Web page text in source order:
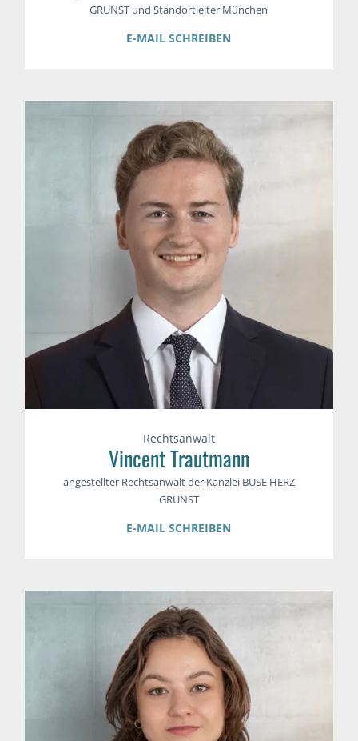
GRUNST und Standortleiter München
E-MAIL SCHREIBEN
Rechtsanwalt
Vincent Trautmann
angestellter Rechtsanwalt der Kanzlei BUSE HERZ
GRUNST
E-MAIL SCHREIBEN